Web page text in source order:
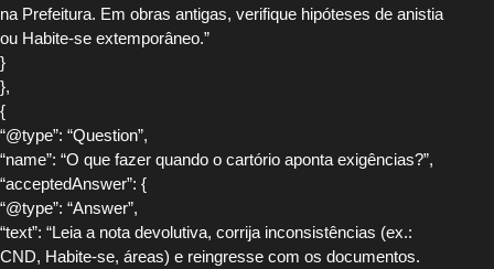
na Prefeitura. Em obras antigas, verifique hipóteses de anistia
ou Habite-se extemporâneo.”
}
},
{
“@type”: “Question”,
“name”: “O que fazer quando o cartório aponta exigências?”,
“acceptedAnswer”: {
“@type”: “Answer”,
“text”: “Leia a nota devolutiva, corrija inconsistências (ex.:
CND, Habite-se, áreas) e reingresse com os documentos.